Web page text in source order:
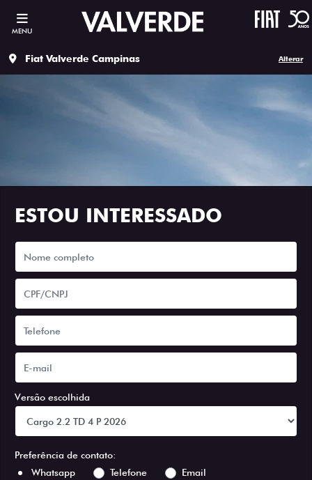
MENU
Fiat Valverde Campinas Alterar
ESTOU INTERESSADO
Versão escolhida
Preferência de contato:
Whatsapp
Telefone Email